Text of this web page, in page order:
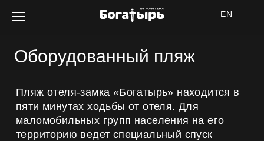
EN
Об отеле
Номера
Услуги
Оборудованный пляж
Пляж отеля-замка «Богатырь» находится в
пяти минутах ходьбы от отеля. Для
маломобильных групп населения на его
территорию ведет специальный спуск